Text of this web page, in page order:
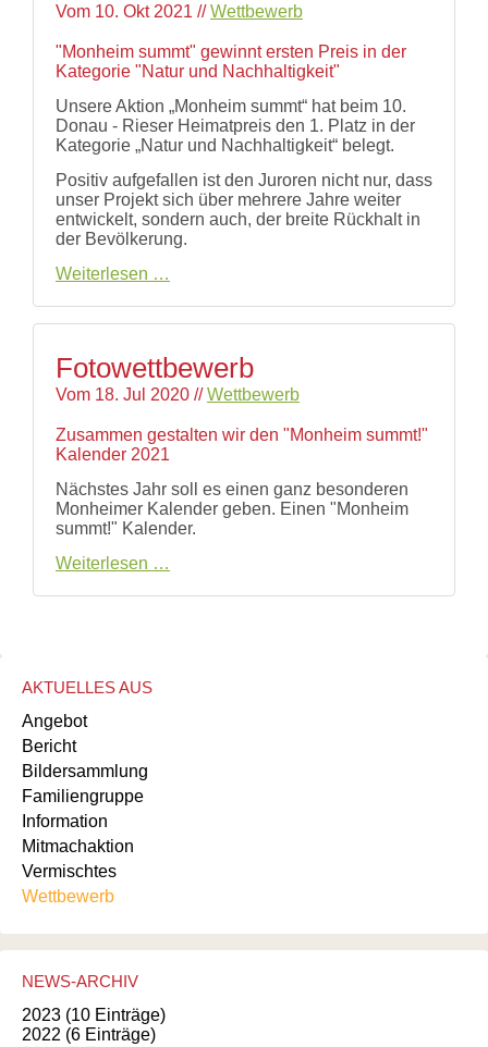
Wildbienen
Wildbienenarten
Hummeln
Bestäubungsfunktion
Gefährdung
Literatur
Gärtnern
Vom 10. Okt 2021 //Wettbewerb
"Monheim summt" gewinnt ersten Preis in der
Kategorie "Natur und Nachhaltigkeit"
Unsere Aktion „Monheim summt“ hat beim 10.
Donau - Rieser Heimatpreis den 1. Platz in der
Kategorie „Natur und Nachhaltigkeit“ belegt.
Positiv aufgefallen ist den Juroren nicht nur, dass
unser Projekt sich über mehrere Jahre weiter
entwickelt, sondern auch, der breite Rückhalt in
der Bevölkerung.
Weiterlesen …
Heimatpreis
Fotowettbewerb
Vom 18. Jul 2020 //Wettbewerb
Zusammen gestalten wir den "Monheim summt!"
Kalender 2021
Nächstes Jahr soll es einen ganz besonderen
Monheimer Kalender geben. Einen "Monheim
summt!" Kalender.
Weiterlesen …
AKTUELLES AUS
Angebot
Bericht
Bildersammlung
Familiengruppe
Information
Mitmachaktion
Vermischtes
Wettbewerb
NEWS-ARCHIV
2023 (10 Einträge)
2022 (6 Einträge)